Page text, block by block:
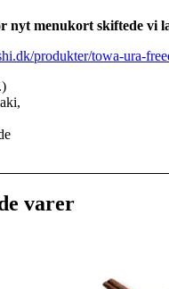
nyt menukort skiftede vi
produkter/towa-ura-
varer